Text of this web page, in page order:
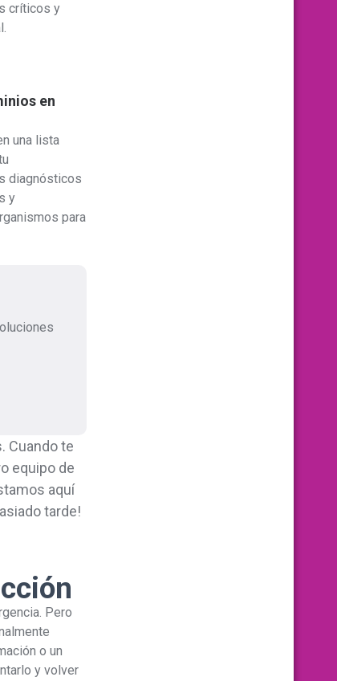
críticos y
en
una lista
diagnósticos
y
para
Cuando te
equipo de
aquí
tarde!
Pero
o un
y volver